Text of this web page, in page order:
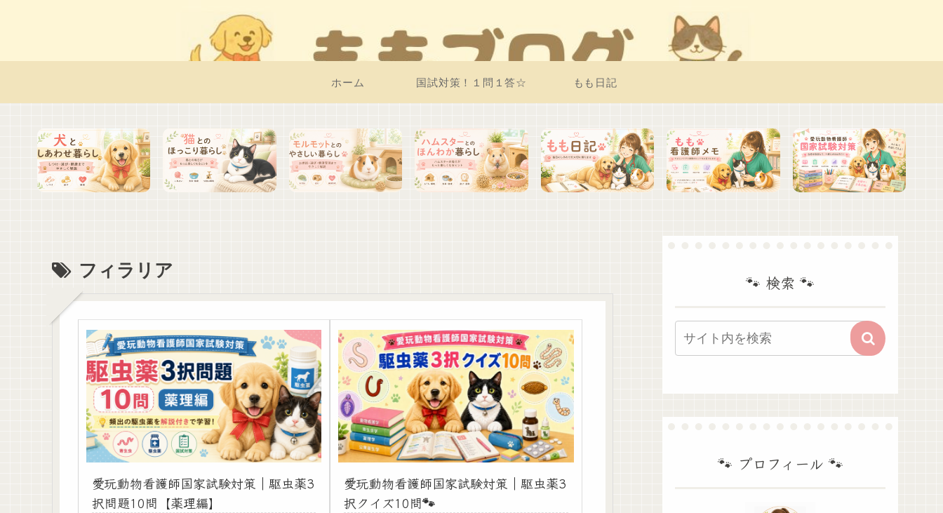
ホーム 国試対策！１問１答☆ もも日記
フィラリア
愛玩動物看護師国家試験対策｜駆虫薬3
択問題10問【薬理編】
愛玩動物看護師国家試験対策｜駆虫薬3
択クイズ10問🐾
🐾 検索 🐾
🐾 プロフィール 🐾